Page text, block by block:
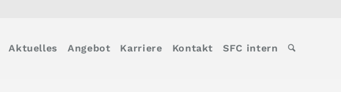
Aktuelles Angebot Karriere Kontakt SFC intern